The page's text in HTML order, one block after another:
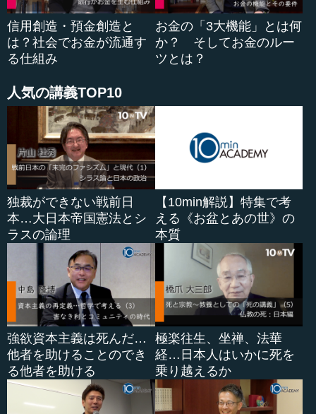
信用創造・預金創造と
は？社会でお金が流通す
る仕組み
お金の「3大機能」とは何
か？ そしてお金のルー
ツとは？
人気の講義TOP10
独裁ができない戦前日
本…大日本帝国憲法とシ
ラスの論理
【10min解説】特集で考
える《お盆とあの世》の
本質
強欲資本主義は死んだ…
他者を助けることのでき
る他者を助ける
極楽往生、坐禅、法華
経…日本人はいかに死を
乗り越えるか